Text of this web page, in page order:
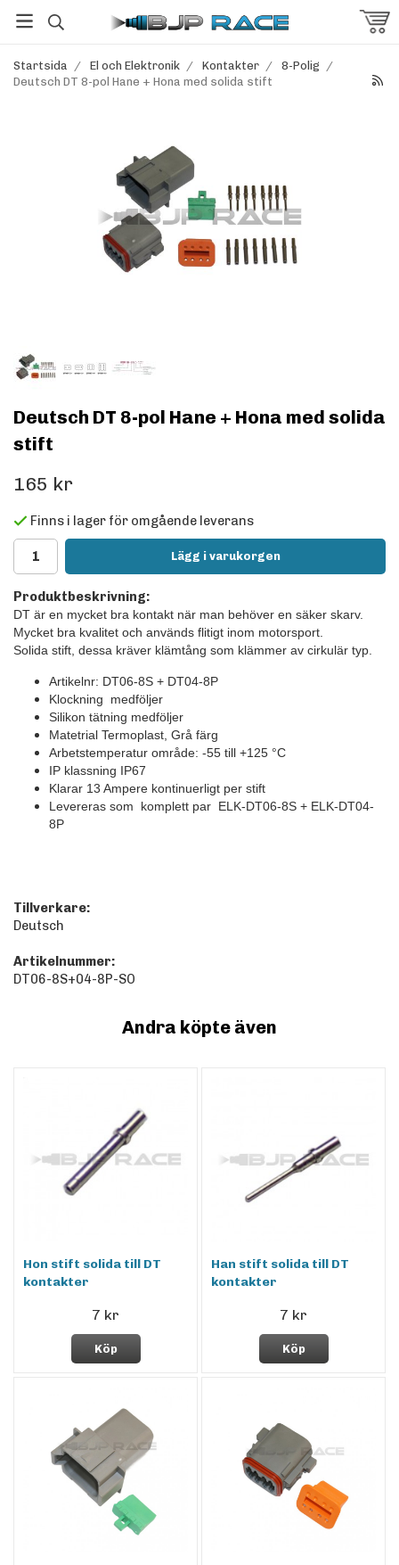
Startsida / El och Elektronik / Kontakter / 8-Polig /
Deutsch DT 8-pol Hane + Hona med solida stift
Deutsch DT 8-pol Hane + Hona med solida
stift
165 kr
Finns i lager för omgående leverans
Lägg i varukorgen
Produktbeskrivning:
DT är en mycket bra kontakt när man behöver en säker skarv.
Mycket bra kvalitet och används flitigt inom motorsport.
Solida stift, dessa kräver klämtång som klämmer av cirkulär typ.
Artikelnr: DT06-8S + DT04-8P
Klockning medföljer
Silikon tätning medföljer
Matetrial Termoplast, Grå färg
Arbetstemperatur område: -55 till +125 °C
IP klassning IP67
Klarar 13 Ampere kontinuerligt per stift
Levereras som komplett par ELK-DT06-8S + ELK-DT04-
8P
Tillverkare:
Deutsch
Artikelnummer:
DT06-8S+04-8P-SO
Andra köpte även
Hon stift solida till DT
kontakter
7 kr
Köp
Han stift solida till DT
kontakter
7 kr
Köp